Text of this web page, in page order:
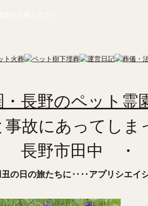
長野のペット霊
事故にあってしま
長野市田中 ・
丑の日の旅たちに‥‥アプリシエイ